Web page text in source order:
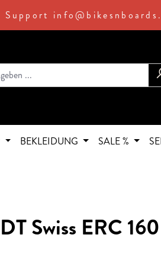
BEKLEIDUNG SALE %
Swiss ERC 160